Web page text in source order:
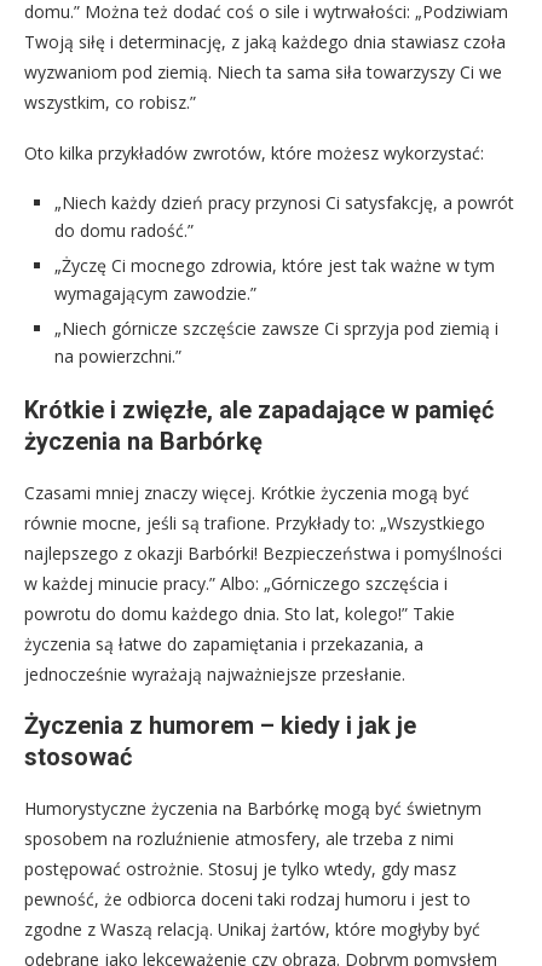
domu.” Można też dodać coś o sile i wytrwałości: „Podziwiam
Twoją siłę i determinację, z jaką każdego dnia stawiasz czoła
wyzwaniom pod ziemią. Niech ta sama siła towarzyszy Ci we
wszystkim, co robisz.”
Oto kilka przykładów zwrotów, które możesz wykorzystać:
„Niech każdy dzień pracy przynosi Ci satysfakcję, a powrót
do domu radość.”
„Życzę Ci mocnego zdrowia, które jest tak ważne w tym
wymagającym zawodzie.”
„Niech górnicze szczęście zawsze Ci sprzyja pod ziemią i
na powierzchni.”
Krótkie i zwięzłe, ale zapadające w pamięć
życzenia na Barbórkę
Czasami mniej znaczy więcej. Krótkie życzenia mogą być
równie mocne, jeśli są trafione. Przykłady to: „Wszystkiego
najlepszego z okazji Barbórki! Bezpieczeństwa i pomyślności
w każdej minucie pracy.” Albo: „Górniczego szczęścia i
powrotu do domu każdego dnia. Sto lat, kolego!” Takie
życzenia są łatwe do zapamiętania i przekazania, a
jednocześnie wyrażają najważniejsze przesłanie.
Życzenia z humorem – kiedy i jak je
stosować
Humorystyczne życzenia na Barbórkę mogą być świetnym
sposobem na rozluźnienie atmosfery, ale trzeba z nimi
postępować ostrożnie. Stosuj je tylko wtedy, gdy masz
pewność, że odbiorca doceni taki rodzaj humoru i jest to
zgodne z Waszą relacją. Unikaj żartów, które mogłyby być
odebrane jako lekceważenie czy obraza. Dobrym pomysłem